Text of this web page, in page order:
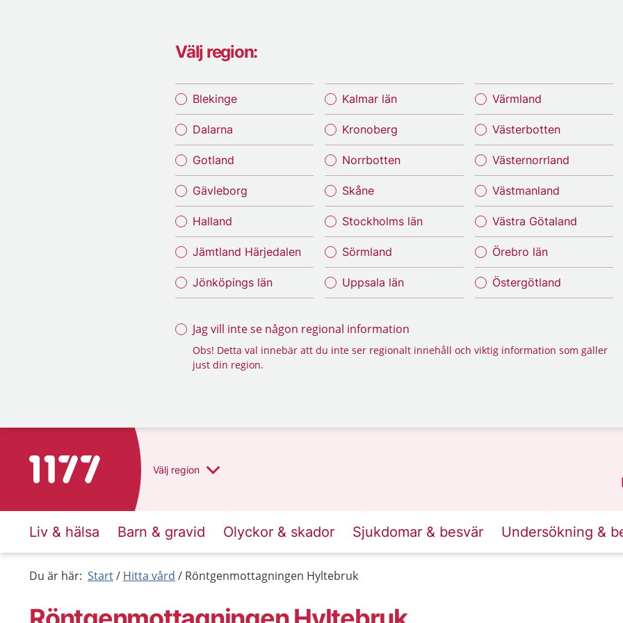
Välj region:
Blekinge
Dalarna
Gotland
Gävleborg
Halland
Jämtland Härjedalen
Jönköpings län
Kalmar län
Kronoberg
Norrbotten
Skåne
Stockholms län
Sörmland
Uppsala län
Värmland
Västerbotten
Västernorrland
Västmanland
Västra Götaland
Örebro län
Östergötland
Jag vill inte se någon regional information
Obs! Detta val innebär att du inte ser regionalt innehåll och viktig information som gäller
just din region.
Till startsidan för 1177 Välj region
Liv & hälsa Barn & gravid Olyckor & skador Sjukdomar & besvär Undersökning &
Du är här: Start Hitta vård Röntgenmottagningen Hyltebruk